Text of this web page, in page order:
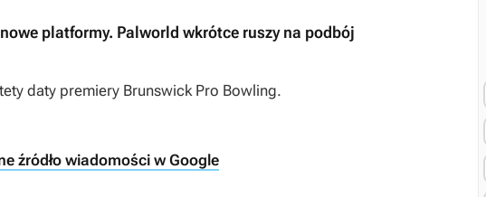
platformy. Palworld wkrótce ruszy na podbój
daty premiery Brunswick Pro Bowling.
źródło wiadomości w Google